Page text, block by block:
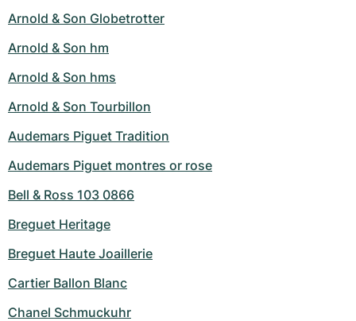
Arnold & Son Globetrotter
Arnold & Son hm
Arnold & Son hms
Arnold & Son Tourbillon
Audemars Piguet Tradition
Audemars Piguet montres or rose
Bell & Ross 103 0866
Breguet Heritage
Breguet Haute Joaillerie
Cartier Ballon Blanc
Chanel Schmuckuhr